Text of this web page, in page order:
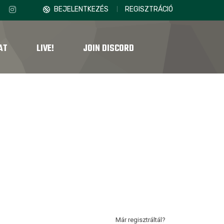
BEJELENTKEZÉS REGISZTRÁCIÓ
LIVE! JOIN DISCORD
Már regisztráltál?